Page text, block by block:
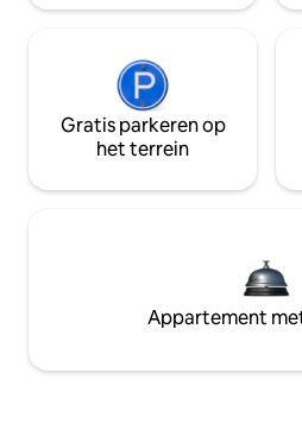
Gratis parkeren op
het terrein
Appartement